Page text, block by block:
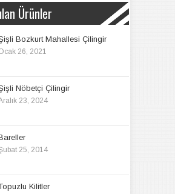
Ürünler
Bozkurt Mahallesi Çilingir
26, 2021
Nöbetçi Çilingir
23, 2024
25, 2014
Kilitler